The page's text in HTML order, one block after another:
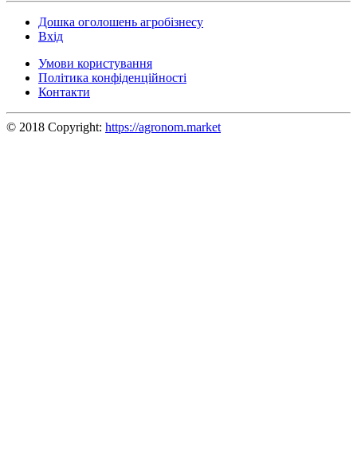
Дошка оголошень агробізнесу
Вхід
Умови користування
Політика конфіденційності
Контакти
© 2018 Copyright: https://agronom.market